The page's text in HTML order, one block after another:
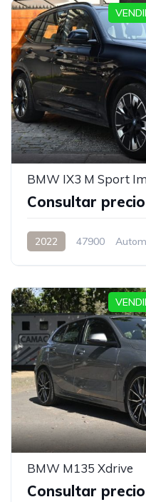
BMW IX3 M Sport
Consultar precio
2022 47900
BMW M135 Xdrive
Consultar precio